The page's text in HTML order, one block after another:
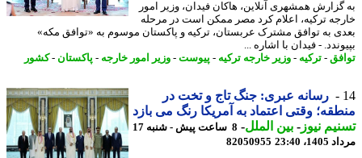
همشهری آنلاین، هاکان فیدان، وزیر امور
ترکیه، اعلام کرد مصر ممکن است در مرحله
به توافق مشترک عربستان، ترکیه و پاکستان موسوم به «توافق مکه»
- فیدان با اشاره ...
-ترکیه-وزیر خارجه ترکیه-پیوست-وزیر امور خارجه-پاکستان-کشور
رسانه عبری: جنگ تاج و تخت در
وقتی اعتماد به آمریکا رنگ می بازد
نیوز-بین الملل-
8 ساعت پیش - شنبه 17
23:40
82050955